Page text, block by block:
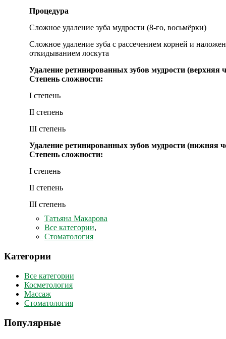
Процедура
Сложное удаление зуба мудрости (8-го, восьмёрки)
Сложное удаление зуба с рассечением корней и
откидыванием лоскута
Удаление ретинированных зубов мудрости (верхняя
Степень сложности:
I степень
II степень
III степень
Удаление ретинированных зубов мудрости (нижняя
Степень сложности:
I степень
II степень
III степень
Татьяна Макарова
Все категории,
Стоматология
Категории
Все категории
Косметология
Массаж
Стоматология
Популярные